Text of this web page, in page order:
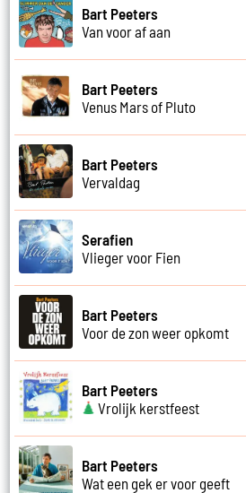
Bart Peeters
Van voor af aan
Bart Peeters
Venus Mars of Pluto
Bart Peeters
Vervaldag
Serafien
Vlieger voor Fien
Bart Peeters
Voor de zon weer opkomt
Bart Peeters
Vrolijk kerstfeest
Bart Peeters
Wat een gek er voor geeft